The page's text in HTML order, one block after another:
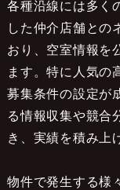
各種沿線には多く
した仲介店舗との
おり、空室情報を
ます。特に人気の
募集条件の設定が
る情報収集や競合
き、実績を積み上
物件で発生する様